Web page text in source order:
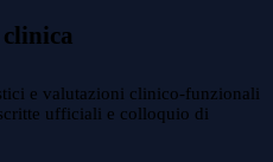
e valutazioni clinico-funzionali
ufficiali e colloquio di